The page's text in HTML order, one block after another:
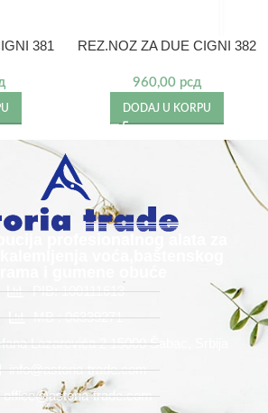
381 REZ.NOZ ZA DUE CIGNI 382
960,00 рсд
DODAJ U KORPU
PIB: 100111613
MB : 06339271
Lazarevića 2 15000 Šabac, Srbija
info@astoria-trade.com
office@astoria-trade.com